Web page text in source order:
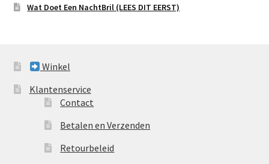
Wat Doet Een NachtBril (LEES DIT EERST)
Winkel
Klantenservice
Contact
Betalen en Verzenden
Retourbeleid